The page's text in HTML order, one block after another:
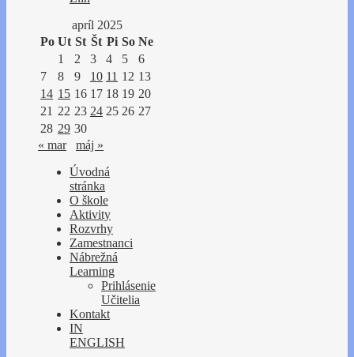
apríl 2025
Po Ut St Št Pi So Ne
1
2 3 4 5
6
7
8 9 10 11 12 13
14 15 16 17 18 19 20
21 22 23 24 25 26 27
28 29 30
« mar
máj »
Úvodná
stránka
O škole
Aktivity
Rozvrhy
Zamestnanci
Nábrežná
Learning
Prihlásenie
Učitelia
Kontakt
IN
ENGLISH